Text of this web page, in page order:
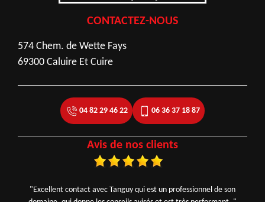
CONTACTEZ-NOUS
574 Chem. de Wette Fays
69300 Caluire Et Cuire
04 82 29 46 22 06 36 37 18 87
Avis de nos clients
"Excellent contact avec Tanguy qui est un professionnel de son